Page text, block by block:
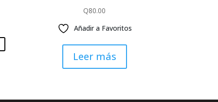
Q80.00
Añadir a Favoritos
Leer más